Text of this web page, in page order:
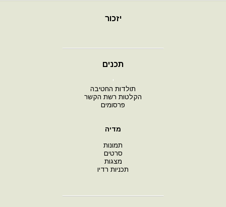
יזכור
תכנים
י
תולדות החטיבה
הקלטות רשת הקשר
פרסומים
מדיה
תמונות
סרטים
מצגות
תכניות רדיו